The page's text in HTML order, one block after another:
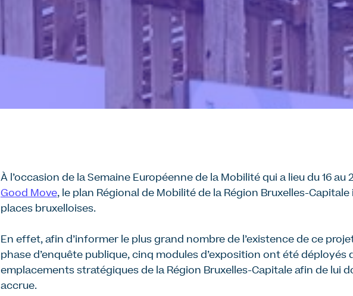
À l’occasion de la Semaine Européenne de la Mobilité qui a lieu du 16 au
Good Move, le plan Régional de Mobilité de la Région Bruxelles-
places bruxelloises.
En effet, afin d’informer leplus grand nombre de l’existence de ce
phase d’enquête publique, cinq modules d’exposition ont été déployés
emplacements stratégiques de la Région Bruxelles-Capitaleafin de lui
accrue.